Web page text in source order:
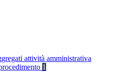
attività amministrativa
1